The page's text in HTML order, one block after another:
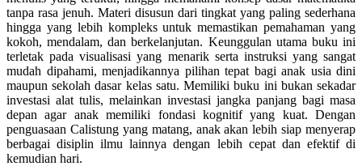
tanpa rasa jenuh. Materi disusun dari tingkat yang paling sederhana
hingga yang lebih kompleks untuk memastikan pemahaman yang
kokoh, mendalam, dan berkelanjutan. Keunggulan utama buku ini
terletak pada visualisasi yang menarik serta instruksi yang sangat
mudah dipahami, menjadikannya pilihan tepat bagi anak usia dini
maupun sekolah dasar kelas satu. Memiliki buku ini bukan sekadar
investasi alat tulis, melainkan investasi jangka panjang bagi masa
depan agar anak memiliki fondasi kognitif yang kuat. Dengan
penguasaan Calistung yang matang, anak akan lebih siap menyerap
berbagai disiplin ilmu lainnya dengan lebih cepat dan efektif di
kemudian hari.